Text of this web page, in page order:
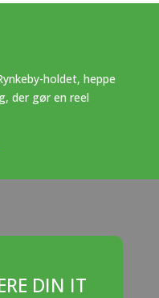
holdet, heppe
der gør en reel
DIN IT